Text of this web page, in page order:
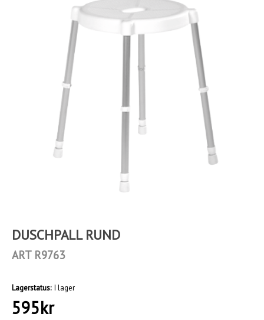
DUSCHPALL RUND
ART R9763
Lagerstatus: I lager
595kr